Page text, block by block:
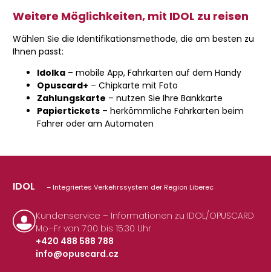
Weitere Möglichkeiten, mit IDOL zu reisen
Wählen Sie die Identifikationsmethode, die am besten zu
Ihnen passt:
Idolka – mobile App, Fahrkarten auf dem Handy
Opuscard+ – Chipkarte mit Foto
Zahlungskarte – nutzen Sie Ihre Bankkarte
Papiertickets – herkömmliche Fahrkarten beim
Fahrer oder am Automaten
IDOL – Integriertes Verkehrssystem der Region Liberec
Kundenservice – Informationen zu IDOL/OPUSCARD
Mo–Fr von 7:00 bis 15:30 Uhr
+420 488 588 788
|
info@opuscard.cz